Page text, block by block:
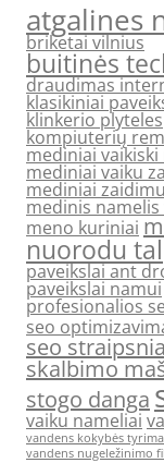
atgalines
briketai vilnius
buitinės
draudimas
klasikiniai
klinkerio plyteles
kompiuterių
mediniai
mediniai vaiku
mediniai
medinis namelis
meno kuriniai
nuorodu
paveikslai ant
paveikslai namui
profesionalios
seo
seo
skalbimo
stogo danga
vaiku nameliai
vandens kokybės
vandens nugeležinimo